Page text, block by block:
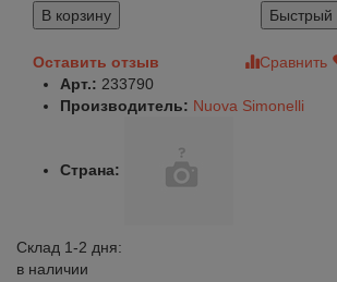
В корзину
Быстрый
Оставить отзыв Сравнить
Арт.: 233790
Производитель: Nuova Simonelli
Страна:
Склад 1-2 дня:
в наличии